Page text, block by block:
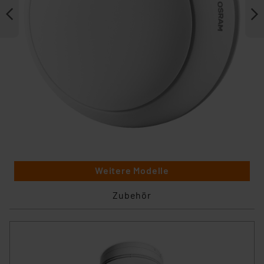
Weitere Modelle
Zubehör